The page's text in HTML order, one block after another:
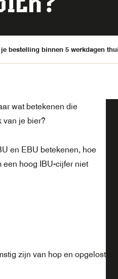
bestelling binnen 5 werkdagen
wat betekenen die
van je bier?
en EBU betekenen, hoe
hoog IBU-cijfer niet
zijn van hop en opgelost